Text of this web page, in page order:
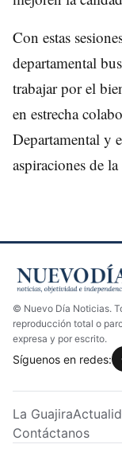
Con estas
departamental
trabajar por el
en estrecha
Departamental y
aspiraciones de
© Nuevo Día Noticias.
reproducción total o
expresa y por escrito.
Síguenos en redes:
La Guajira
Contáctanos